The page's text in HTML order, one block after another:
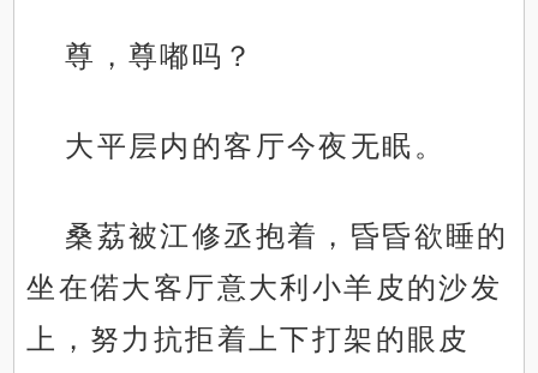
尊，尊嘟吗？
大平层内的客厅今夜无眠。
桑荔被江修丞抱着，昏昏欲睡的
坐在偌大客厅意大利小羊皮的沙发
上，努力抗拒着上下打架的眼皮